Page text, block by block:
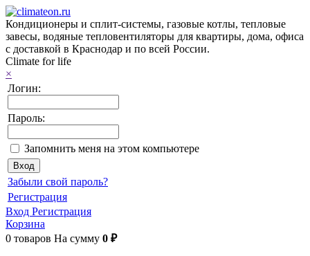
Кондиционеры и сплит-системы, газовые котлы, тепловые
завесы, водяные тепловентиляторы для квартиры, дома, офиса
с доставкой в Краснодар и по всей России.
Climate for life
×
Логин:
Пароль:
Запомнить меня на этом компьютере
Забыли свой пароль?
Регистрация
Вход Регистрация
Корзина
0 товаров На сумму 0 ₽